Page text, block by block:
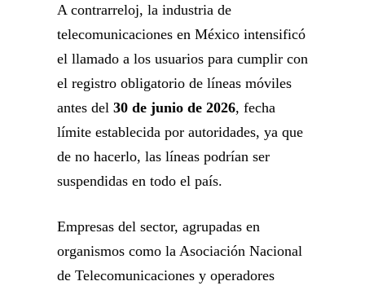
A contrarreloj, la industria de
telecomunicaciones en México intensificó
el llamado a los usuarios para cumplir con
el registro obligatorio de líneas móviles
antes del 30 de junio de 2026, fecha
límite establecida por autoridades, ya que
de no hacerlo, las líneas podrían ser
suspendidas en todo el país.
Empresas del sector, agrupadas en
organismos como la Asociación Nacional
de Telecomunicaciones y operadores